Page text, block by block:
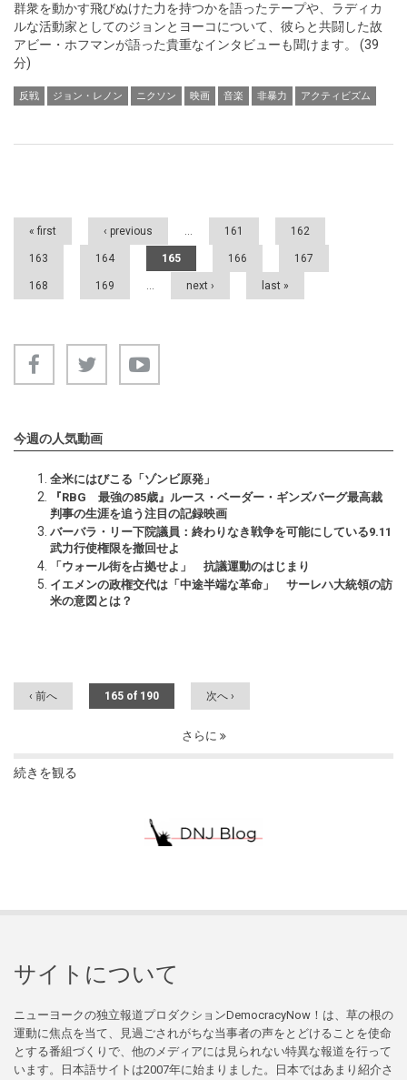
群衆を動かす飛びぬけた力を持つかを語ったテープや、ラディカ
ルな活動家としてのジョンとヨーコについて、彼らと共闘した故
アビー・ホフマンが語った貴重なインタビューも聞けます。 (39
分)
反戦 ジョン・レノン ニクソン 映画 音楽 非暴力 アクティビズム
Pages
« first ‹ previous … 161 162
163 164 165 166 167
168 169 … next › last »
今週の人気動画
全米にはびこる「ゾンビ原発」
『RBG 最強の85歳』ルース・ベーダー・ギンズバーグ最高裁
判事の生涯を追う注目の記録映画
バーバラ・リー下院議員：終わりなき戦争を可能にしている9.11
武力行使権限を撤回せよ
「ウォール街を占拠せよ」 抗議運動のはじまり
イエメンの政権交代は「中途半端な革命」 サーレハ大統領の訪
米の意図とは？
‹ 前へ 165 of 190 次へ ›
さらに
続きを観る
サイトについて
ニューヨークの独立報道プロダクションDemocracyNow！は、草の根の
運動に焦点を当て、見過ごされがちな当事者の声をとどけることを使命
とする番組づくりで、他のメディアには見られない特異な報道を行って
います。日本語サイトは2007年に始まりました。日本ではあまり紹介さ